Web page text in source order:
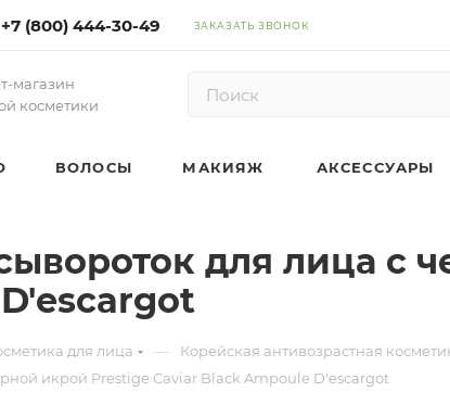
+7 (800) 444-30-49 ЗАКАЗАТЬ ЗВОНОК
магазин
косметики
ВОЛОСЫ МАКИЯЖ АКСЕССУАРЫ
для лица с
для лица — Корейская антивозрастная
икрой Prestige Caviar Black Ampoule D'escargot